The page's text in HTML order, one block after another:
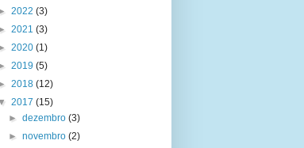
2022 (3)
2021 (3)
2020 (1)
2019 (5)
2018 (12)
2017 (15)
►dezembro(3)
►novembro(2)